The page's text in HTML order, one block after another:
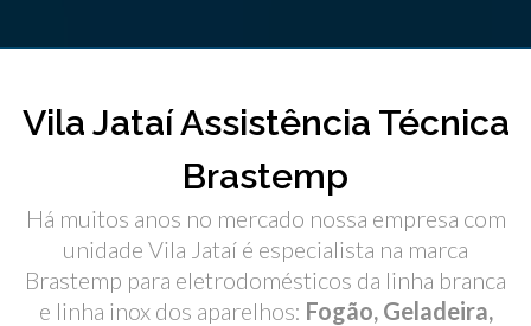
Vila Jataí Assistência Técnica
Brastemp
Há muitos anos no mercado nossa empresa com
unidade Vila Jataí é especialista na marca
Brastemp para eletrodomésticos da linha branca
e linha inox dos aparelhos: Fogão, Geladeira,